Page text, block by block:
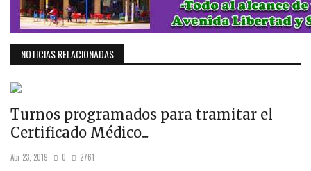
NOTICIAS RELACIONADAS
Turnos programados para tramitar el
Certificado Médico...
Abr 23, 2019 0 2761